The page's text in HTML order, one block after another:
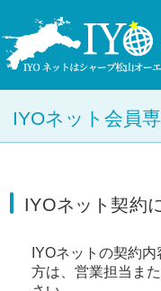
IYOネット会員
IYOネット契約
IYOネットの契約
方は、営業担当ま